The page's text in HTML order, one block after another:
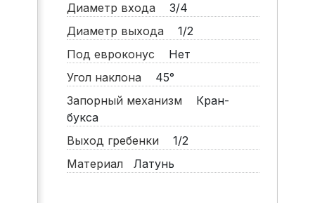
Диаметр входа
3/4
Диаметр выхода
1/2
Под евроконус
Нет
Угол наклона
45°
Запорный механизм
Кран-
букса
Выход гребенки
1/2
Материал
Латунь